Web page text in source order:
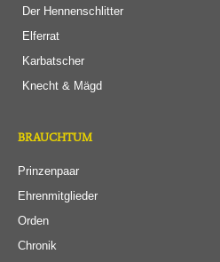
Der Hennenschlitter
Elferrat
Karbatscher
Knecht & Mägd
BRAUCHTUM
Prinzenpaar
Ehrenmitglieder
Orden
Chronik